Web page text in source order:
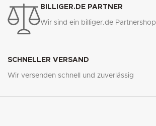
BILLIGER.DE PARTNER
Wir sind ein billiger.de Partnershop
SCHNELLER VERSAND
Wir versenden schnell und zuverlässig